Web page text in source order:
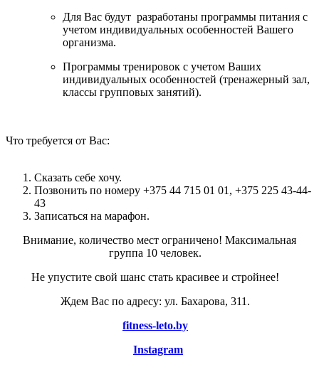
Для Вас будут разработаны программы питания с
учетом индивидуальных особенностей Вашего
организма.
Программы тренировок с учетом Ваших
индивидуальных особенностей (тренажерный зал,
классы групповых занятий).
Что требуется от Вас:
Сказать себе хочу.
Позвонить по номеру +375 44 715 01 01, +375 225 43-44-
43
Записаться на марафон.
Внимание, количество мест ограничено! Максимальная
группа 10 человек.
Не упустите свой шанс стать красивее и стройнее!
Ждем Вас по адресу: ул. Бахарова, 311.
fitness-leto.by
Instagram